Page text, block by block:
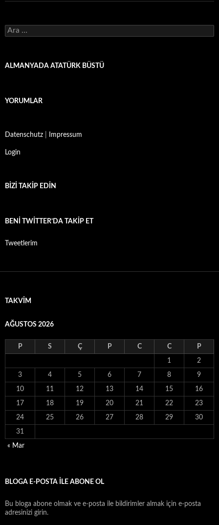
Arama:
ALMANYADA ATATÜRK BÜSTÜ
YORUMLAR
Datenschutz Impressum
Login
BIZI TAKIP EDIN
BENI TWITTER’DA TAKIP ET
Tweetlerim
TAKVIM
AĞUSTOS 2026
P S Ç P C C P
1 2
3 4 5 6 7 8 9
10 11 12 13 14 15 16
17 18 19 20 21 22 23
24 25 26 27 28 29 30
31
« Mar
BLOGA E-POSTA ILE ABONE OL
Bu bloga abone olmak ve e-posta ile bildirimler almak için e-posta
adresinizi girin.